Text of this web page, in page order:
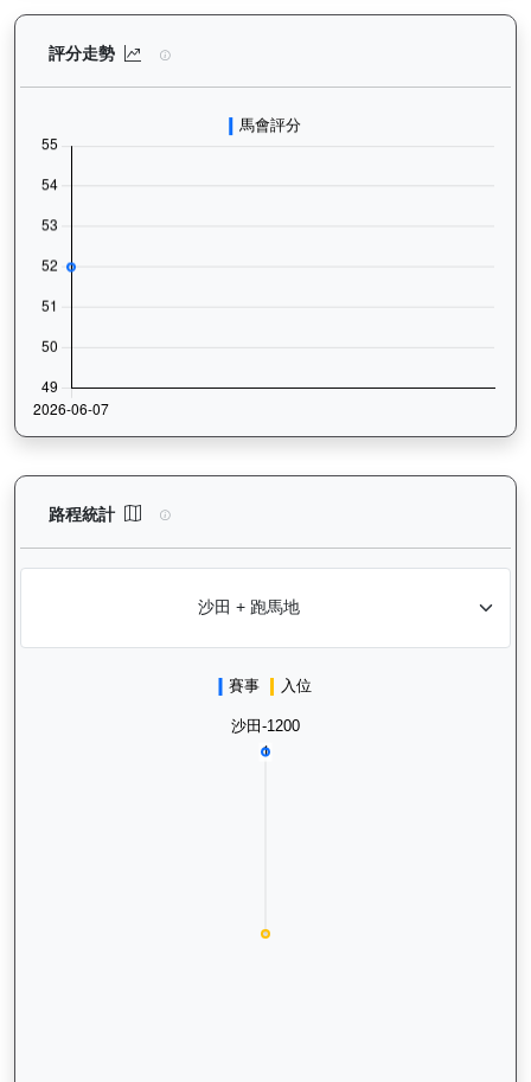
評分走勢 銳逸（L417）— 評分走勢圖表：追蹤香港賽
路程統計 銳逸（L417）— 路程統計分析：查看香港賽駒